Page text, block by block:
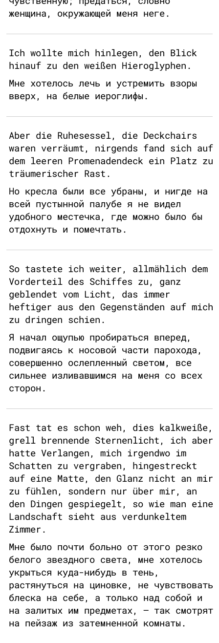
женщина, окружающей меня неге.
Ich wollte mich hinlegen, den Blick
hinauf zu den weißen Hieroglyphen.
Мне хотелось лечь и устремить взоры
вверх, на белые иероглифы.
Aber die Ruhesessel, die Deckchairs
waren verräumt, nirgends fand sich auf
dem leeren Promenadendeck ein Platz zu
träumerischer Rast.
Но кресла были все убраны, и нигде на
всей пустынной палубе я не видел
удобного местечка, где можно было бы
отдохнуть и помечтать.
So tastete ich weiter, allmählich dem
Vorderteil des Schiffes zu, ganz
geblendet vom Licht, das immer
heftiger aus den Gegenständen auf mich
zu dringen schien.
Я начал ощупью пробираться вперед,
подвигаясь к носовой части парохода,
совершенно ослепленный светом, все
сильнее изливавшимся на меня со всех
сторон.
Fast tat es schon weh, dies kalkweiße,
grell brennende Sternenlicht, ich aber
hatte Verlangen, mich irgendwo im
Schatten zu vergraben, hingestreckt
auf eine Matte, den Glanz nicht an mir
zu fühlen, sondern nur über mir, an
den Dingen gespiegelt, so wie man eine
Landschaft sieht aus verdunkeltem
Zimmer.
Мне было почти больно от этого резко
белого звездного света, мне хотелось
укрыться куда-нибудь в тень,
растянуться на циновке, не чувствовать
блеска на себе, а только над собой и
на залитых им предметах, — так смотрят
на пейзаж из затемненной комнаты.